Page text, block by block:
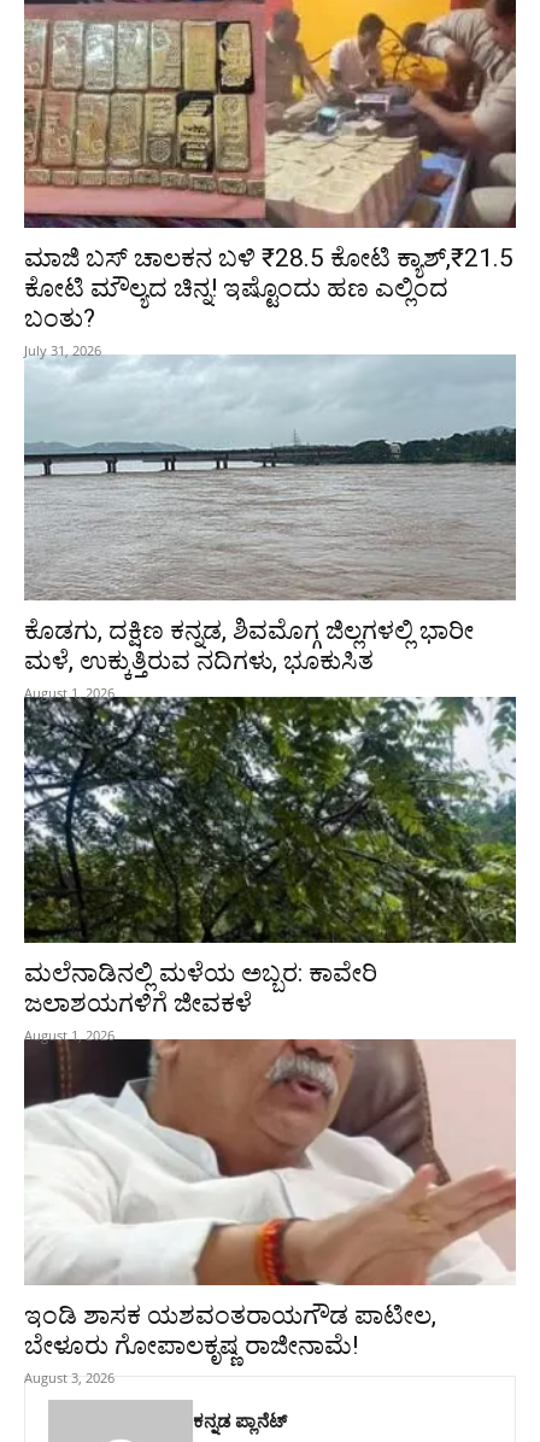
ಮಾಜಿ ಬಸ್ ಚಾಲಕನ ಬಳಿ ₹28.5 ಕೋಟಿ ಕ್ಯಾಶ್,₹21.5
ಕೋಟಿ ಮೌಲ್ಯದ ಚಿನ್ನ! ಇಷ್ಟೊಂದು ಹಣ ಎಲ್ಲಿಂದ
ಬಂತು?
July 31, 2026
ಕೊಡಗು, ದಕ್ಷಿಣ ಕನ್ನಡ, ಶಿವಮೊಗ್ಗ ಜಿಲ್ಲಗಳಲ್ಲಿ ಭಾರೀ
ಮಳೆ, ಉಕ್ಕುತ್ತಿರುವ ನದಿಗಳು, ಭೂಕುಸಿತ
August 1, 2026
ಮಲೆನಾಡಿನಲ್ಲಿ ಮಳೆಯ ಅಬ್ಬರ: ಕಾವೇರಿ
ಜಲಾಶಯಗಳಿಗೆ ಜೀವಕಳೆ
August 1, 2026
ಇಂಡಿ ಶಾಸಕ ಯಶವಂತರಾಯಗೌಡ ಪಾಟೀಲ,
ಬೇಳೂರು ಗೋಪಾಲಕೃಷ್ಣ ರಾಜೀನಾಮೆ!
August 3, 2026
ಕನ್ನಡ ಪ್ಲಾನೆಟ್